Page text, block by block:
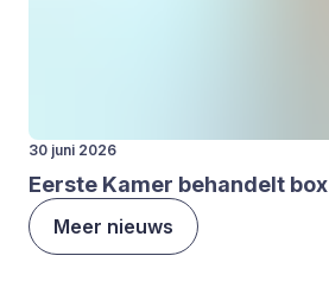
30 juni 2026
Eer­ste Kamer behan­delt box
Meer nieuws